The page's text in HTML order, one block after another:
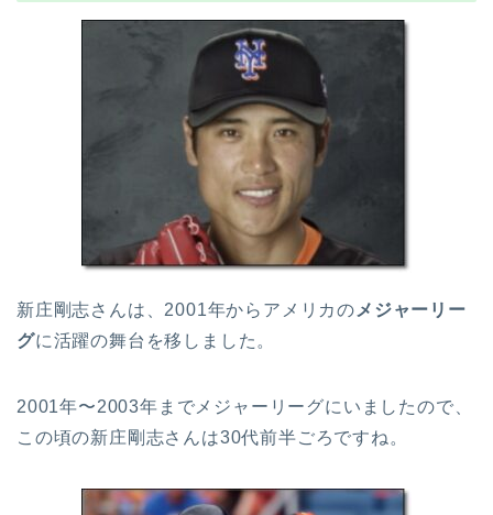
新庄剛志さんは、2001年からアメリカの メジャーリー
グに活躍の舞台を移しました。
2001年〜2003年までメジャーリーグにいましたので、
この頃の新庄剛志さんは30代前半ごろですね。